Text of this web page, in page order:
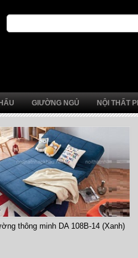
GIƯỜNG NGỦ NỘI THẤT
thông minh DA 108B-14 (Xanh)